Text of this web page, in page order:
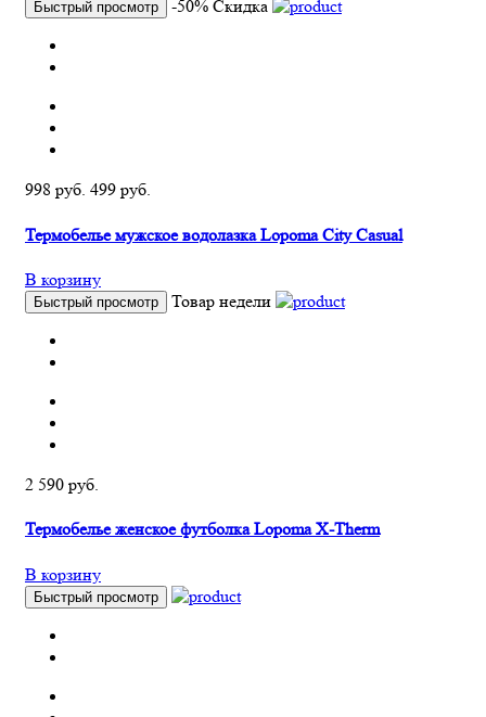
Быстрый просмотр -50% Скидка
998 руб. 499 руб.
Термобелье мужское водолазка Lopoma City Casual
В корзину
Быстрый просмотр Товар недели
2 590 руб.
Термобелье женское футболка Lopoma X-Therm
В корзину
Быстрый просмотр